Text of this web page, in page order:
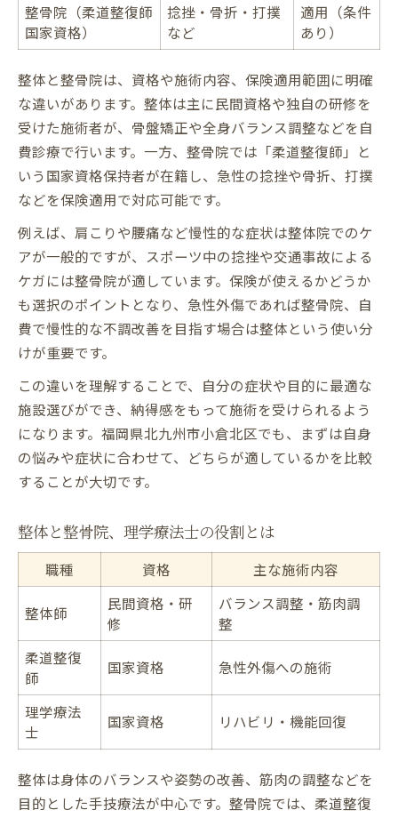
整体施術時の服装・着替えポイント表
施術時にブラジャーは必要か不安を解消
女性が安心できる着替えの準備方法
整体を受ける前に知りたい注意点
個室や更衣室の有無をチェックする方法
資格や保険適用範囲をわかりやすく解説
整体・整骨院の資格と保険適用範囲比較表
柔道整復師と理学療法士の違いを解説
整体師と整骨院の資格取得ルート
保険が使える施術、使えない施術の違い
自費診療と保険診療のメリット比較
整骨院（柔道整復師
国家資格）
捻挫・骨折・打撲
など
適用（条件
あり）
整体と整骨院は、資格や施術内容、保険適用範囲に明確
な違いがあります。整体は主に民間資格や独自の研修を
受けた施術者が、骨盤矯正や全身バランス調整などを自
費診療で行います。一方、整骨院では「柔道整復師」と
いう国家資格保持者が在籍し、急性の捻挫や骨折、打撲
などを保険適用で対応可能です。
例えば、肩こりや腰痛など慢性的な症状は整体院でのケ
アが一般的ですが、スポーツ中の捻挫や交通事故による
ケガには整骨院が適しています。保険が使えるかどうか
も選択のポイントとなり、急性外傷であれば整骨院、自
費で慢性的な不調改善を目指す場合は整体という使い分
けが重要です。
この違いを理解することで、自分の症状や目的に最適な
施設選びができ、納得感をもって施術を受けられるよう
になります。福岡県北九州市小倉北区でも、まずは自身
の悩みや症状に合わせて、どちらが適しているかを比較
することが大切です。
整体と整骨院、理学療法士の役割とは
職種 資格 主な施術内容
整体師
民間資格・研
修
バランス調整・筋肉調
整
柔道整復
師
国家資格 急性外傷への施術
理学療法
士
国家資格 リハビリ・機能回復
整体は身体のバランスや姿勢の改善、筋肉の調整などを
目的とした手技療法が中心です。整骨院では、柔道整復